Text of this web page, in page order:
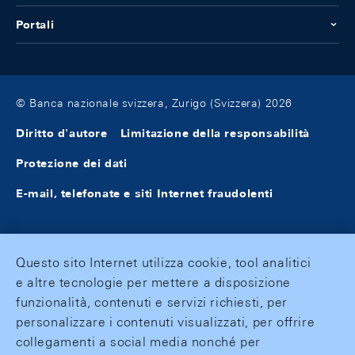
Portali
© Banca nazionale svizzera, Zurigo (Svizzera) 2026
Diritto d'autore Limitazione della responsabilità
Protezione dei dati
E-mail, telefonate e siti Internet fraudolenti
Questo sito Internet utilizza cookie, tool analitici
e altre tecnologie per mettere a disposizione
funzionalità, contenuti e servizi richiesti, per
personalizzare i contenuti visualizzati, per offrire
collegamenti a social media nonché per